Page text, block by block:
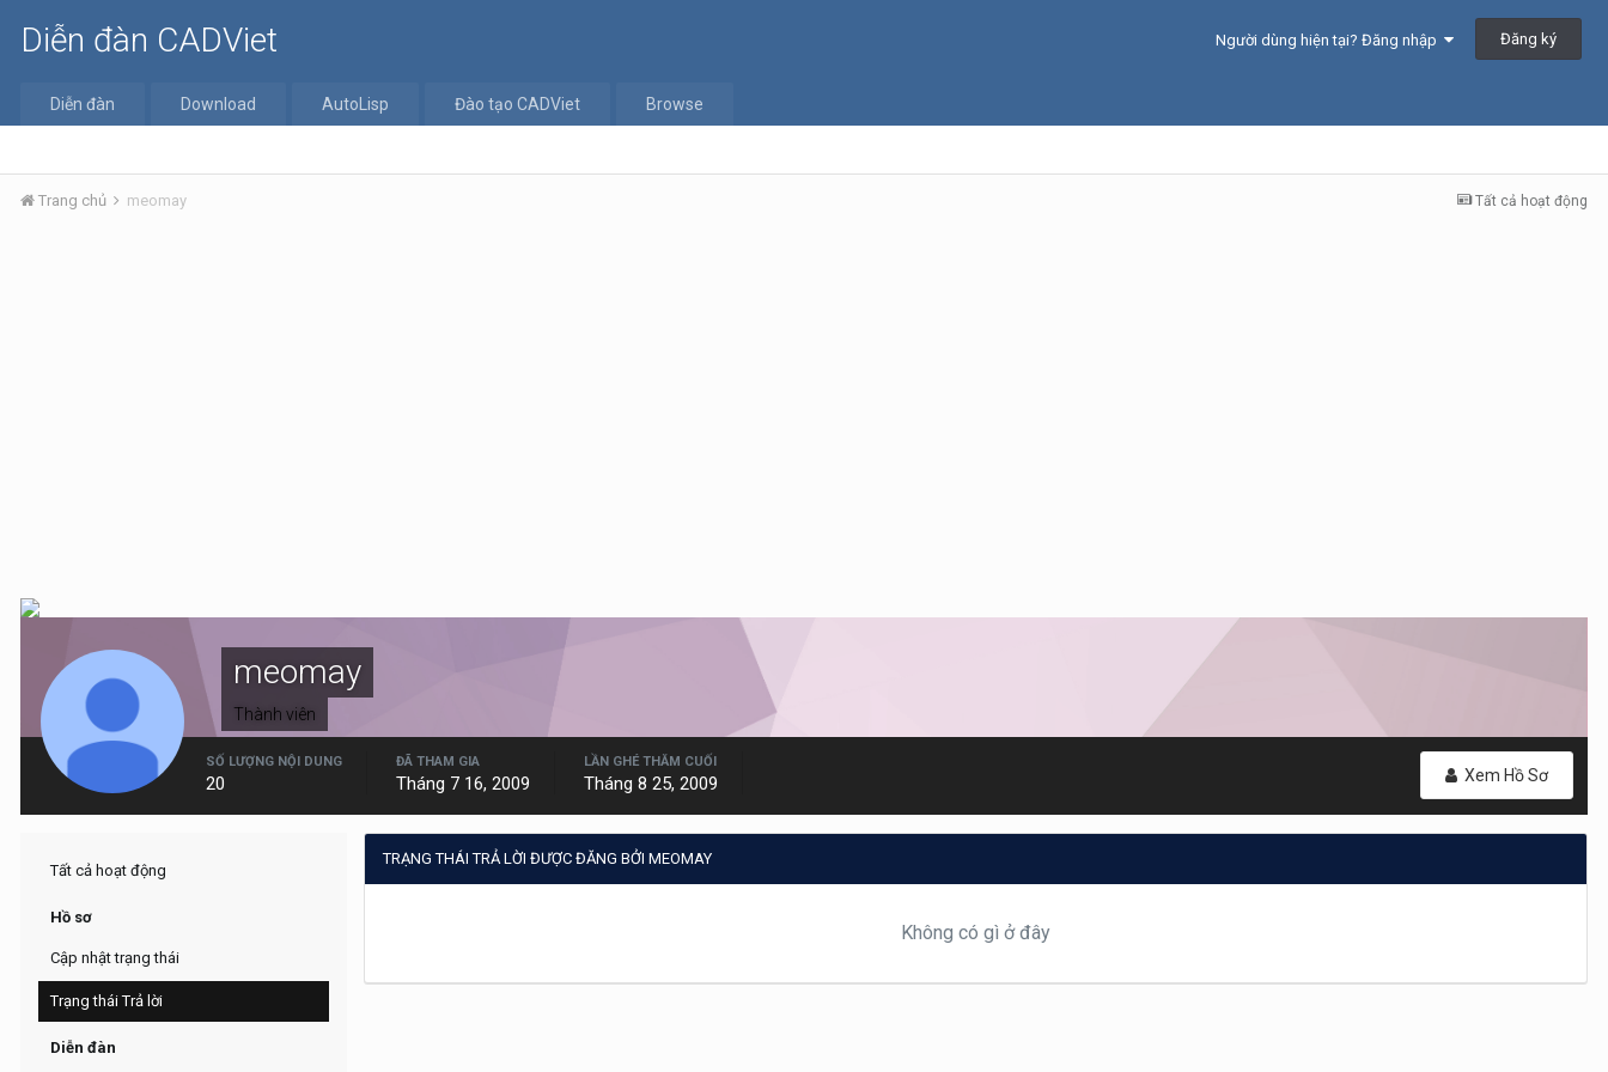
Diễn đàn CADViet Người dùng hiện tại? Đăng nhập Đăng ký
Diễn đàn Download AutoLisp Đào tạo CADViet Browse
Tất cả hoạt động
Trang chủ meomay
meomay
Thành viên
Xem Hồ Sơ
SỐ LƯỢNG NỘI DUNG
20
ĐÃ THAM GIA
Tháng 7 16, 2009
LẦN GHÉ THĂM CUỐI
Tháng 8 25, 2009
Tất cả hoạt động
Hồ sơ
Cập nhật trạng thái
Trạng thái Trả lời
Diễn đàn
TRẠNG THÁI TRẢ LỜI ĐƯỢC ĐĂNG BỞI MEOMAY
Không có gì ở đây